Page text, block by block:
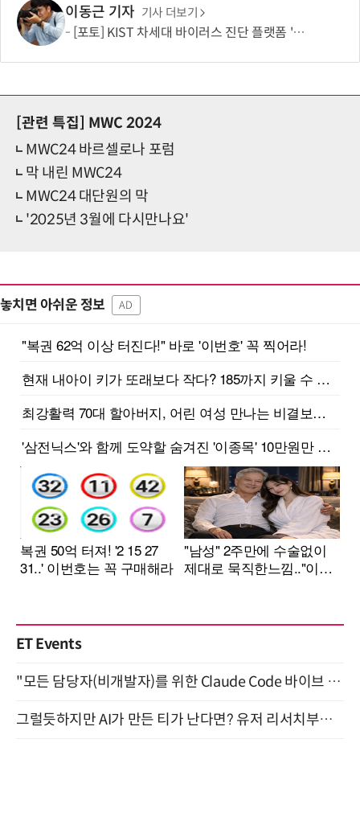
이동근 기자 기사 더보기
[포토] KIST 차세대 바이러스 진단 플랫폼 '퓨전 어세이' 개발
[관련 특집]
MWC 2024
MWC24 바르셀로나 포럼
막 내린 MWC24
MWC24 대단원의 막
'2025년 3월에 다시만나요'
놓치면 아쉬운 정보 AD
ET Events
"모든 담당자(비개발자)를 위한 Claude Code 바이브 코딩 2-day 부트캠프" 9월 16~17일 개최
그럴듯하지만 AI가 만든 티가 난다면? 유저 리서치부터 배포까지! (9/15)